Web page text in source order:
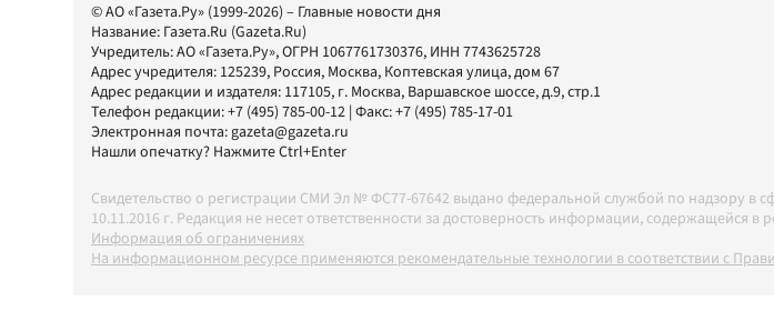
© АО «Газета.Ру» (1999-2026) – Главные новости дня
Название: Газета.Ru (Gazeta.Ru)
Учредитель:АО «Газета.Ру», ОГРН 1067761730376, ИНН 7743625728
Адрес учредителя: 125239, Россия, Москва, Коптевская улица, дом 67
Адрес редакции и издателя: 117105, г. Москва, Варшавское шоссе, д.9, стр.1
Телефон редакции:+7 (495) 785-00-12 | Факс:+7 (495) 785-17-01
Электронная почта:gazeta@gazeta.ru
Нашли опечатку? Нажмите Ctrl+Enter
Свидетельство о регистрации СМИ Эл № ФС77-67642 выдано федеральной службой по надзору
10.11.2016 г. Редакция не несет ответственности за достоверность информации, содержащейся
Информация об ограничениях
На информационном ресурсе применяются рекомендательные технологии в соответствии с